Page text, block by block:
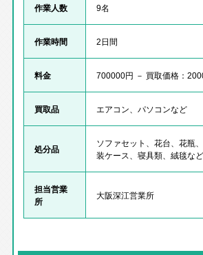
作業人数 9名
作業時間 2日間
料金 700000円 － 買取価格：
買取品 エアコン、パソコンなど
処分品
ソファセット、花台、花瓶
装ケース、寝具類、絨毯など
担当営業
所
大阪深江営業所